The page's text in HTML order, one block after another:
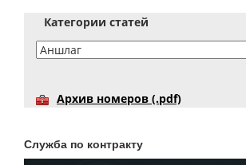
Категории статей
Архив номеров (.pdf)
Служба по контракту